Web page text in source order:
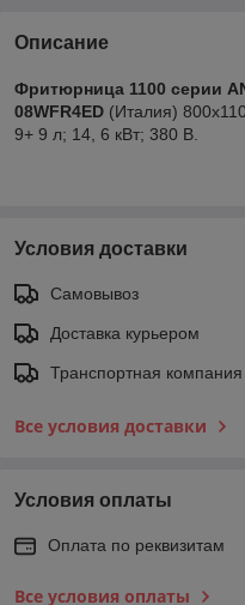
Описание
Фритюрница 1100 серии
08WFR4ED (Италия)
9+ 9 л; 14, 6 кВт; 380 В.
Условия доставки
Самовывоз
Доставка курьером
Транспортная компания
Все условия доставки
Условия оплаты
Оплата по реквизитам
Все условия оплаты